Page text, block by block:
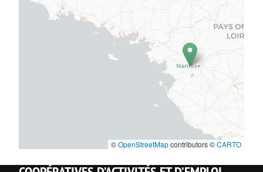
©OpenStreetMapcontributors ©CARTO